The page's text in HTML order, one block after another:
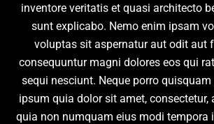
inventore veritatis et quasi architecto
sunt explicabo. Nemo enim ipsam
voluptas sit aspernatur aut odit aut
consequuntur magni dolores eos qui
sequi nesciunt. Neque porro
ipsum quia dolor sit amet, consectetur,
quia non numquam eius modi tempora